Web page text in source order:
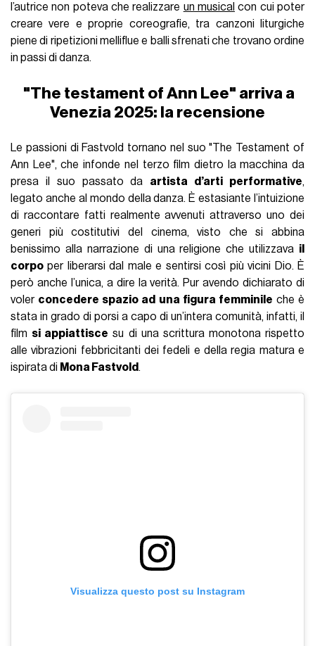
l’autrice non poteva che realizzare un musical con cui poter
creare vere e proprie coreografie, tra canzoni liturgiche
piene di ripetizioni melliflue e balli sfrenati che trovano ordine
in passi di danza.
"The testament of Ann Lee" arriva a
Venezia 2025: la recensione
Le passioni di Fastvold tornano nel suo "The Testament of
Ann Lee", che infonde nel terzo film dietro la macchina da
presa il suo passato da artista d’arti performative,
legato anche al mondo della danza. È estasiante l’intuizione
di raccontare fatti realmente avvenuti attraverso uno dei
generi più costitutivi del cinema, visto che si abbina
benissimo alla narrazione di una religione che utilizzava il
corpo per liberarsi dal male e sentirsi così più vicini Dio. È
però anche l’unica, a dire la verità. Pur avendo dichiarato di
voler concedere spazio ad una figura femminile che è
stata in grado di porsi a capo di un’intera comunità, infatti, il
film si appiattisce su di una scrittura monotona rispetto
alle vibrazioni febbricitanti dei fedeli e della regia matura e
ispirata di Mona Fastvold .
Visualizza questo post su Instagram